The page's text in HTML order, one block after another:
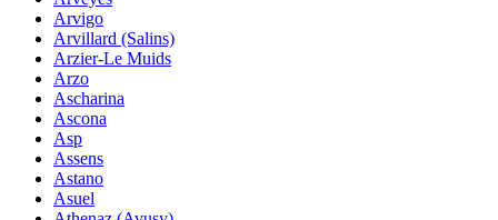
Arvigo
Arvillard (Salins)
Arzier-Le Muids
Arzo
Ascharina
Ascona
Asp
Assens
Astano
Asuel